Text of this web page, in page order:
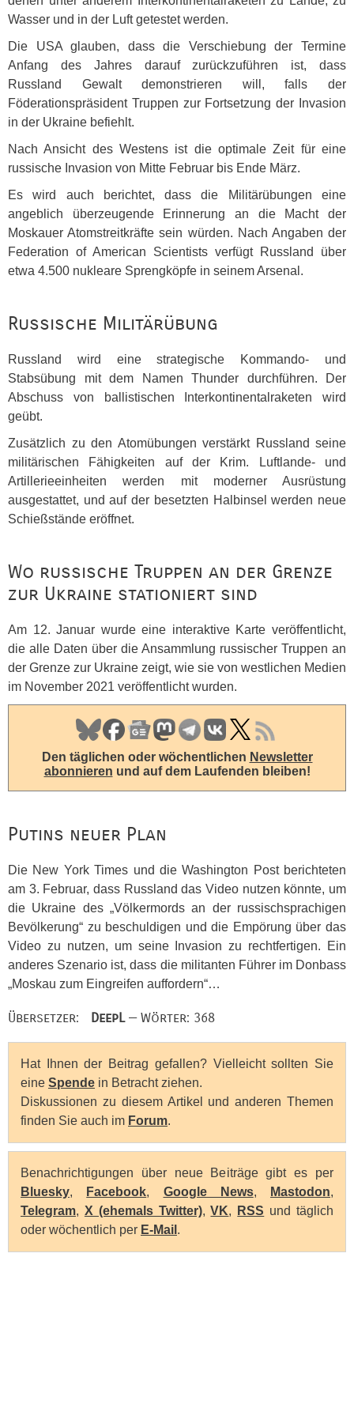
Wasser und in der Luft getestet werden.
Die USAglauben, dass die Verschiebung der Termine
Anfang des Jahres darauf zurückzuführen ist, dass
Russland Gewalt demonstrieren will, falls der
Föderationspräsident Truppen zur Fortsetzung der Invasion
in der Ukraine befiehlt.
Nach Ansicht des Westens ist die optimale Zeit für eine
russische Invasion von Mitte Februar bis Ende März.
Es wird auch berichtet, dass die Militärübungen eine
angeblich überzeugende Erinnerung an die Macht der
Moskauer Atomstreitkräfte sein würden. Nach Angaben der
Federation of American Scientists verfügt Russland über
etwa 4.500 nukleare Sprengköpfe in seinem Arsenal.
Russische Militärübung
Russland wird eine strategische Kommando- und
Stabsübung mit dem Namen Thunder durchführen. Der
Abschuss von ballistischen Interkontinentalraketen wird
geübt.
Zusätzlich zu den Atomübungen verstärkt Russland seine
militärischen Fähigkeiten auf der Krim. Luftlande- und
Artillerieeinheiten werden mit moderner Ausrüstung
ausgestattet, und auf der besetzten Halbinsel werden neue
Schießstände eröffnet.
Wo russische Truppen an der Grenze
zur Ukraine stationiert sind
Am 12. Januar wurde eine interaktive Karte veröffentlicht,
die alle Daten über die Ansammlung russischer Truppen an
der Grenze zur Ukraine zeigt, wie sie von westlichen Medien
im November 2021 veröffentlicht wurden.
Den täglichen oder wöchentlichen Newsletter
abonnieren und auf dem Laufenden bleiben!
Putins neuer Plan
Die New York Times und die Washington Post berichteten
am 3. Februar, dass Russland das Video nutzen könnte, um
die Ukraine des „Völkermords an der russischsprachigen
Bevölkerung“ zu beschuldigen und die Empörung über das
Video zu nutzen, um seine Invasion zu rechtfertigen. Ein
anderes Szenario ist, dass die militanten Führer im Donbass
„Moskau zum Eingreifen auffordern“…
Übersetzer: DeepL— Wörter: 368
Hat Ihnen der Beitrag gefallen? Vielleicht sollten Sie
eine Spende in Betracht ziehen.
Diskussionen zu diesem Artikel und anderen Themen
finden Sie auch im Forum.
Benachrichtigungen über neue Beiträge gibt es per
Bluesky, Facebook, Google News, Mastodon,
Telegram, X (ehemals Twitter),VK, RSS und täglich
oder wöchentlich per E-Mail .